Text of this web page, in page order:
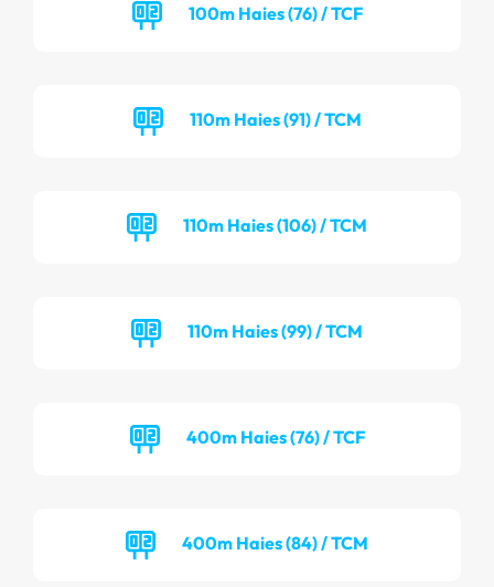
100m Haies (76) / TCF
110m Haies (91) / TCM
110m Haies (106) / TCM
110m Haies (99) / TCM
400m Haies (76) / TCF
400m Haies (84) / TCM